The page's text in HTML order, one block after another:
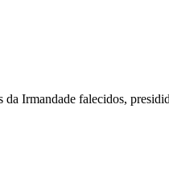
Irmandade falecidos,